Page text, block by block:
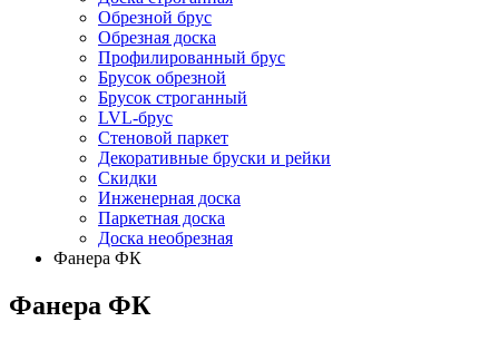
Обрезной брус
Обрезная доска
Профилированный брус
Брусок обрезной
Брусок строганный
LVL-брус
Стеновой паркет
Декоративные бруски и рейки
Скидки
Инженерная доска
Паркетная доска
Доска необрезная
Фанера ФК
Фанера ФК